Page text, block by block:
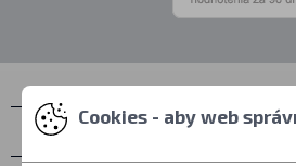
Kontakty
Cookies - aby web